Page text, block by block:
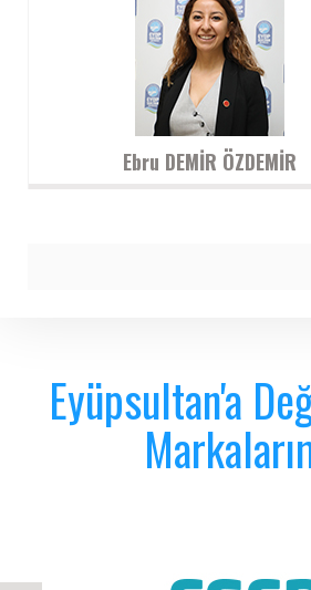
Ebru DEMİR ÖZDEMİR
Eyüpsultan'a